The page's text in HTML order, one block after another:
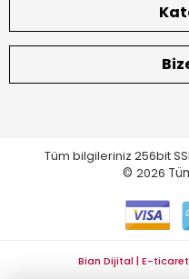
Tüm bilgileriniz 256bit
© 2026
Bian Dijital | E-ticaret